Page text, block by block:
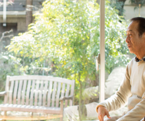
札幌フルリノベーション
OKUリノベーション